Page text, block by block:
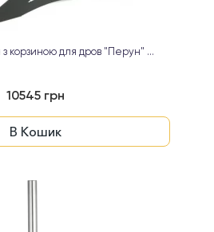
з корзиною для дров "Перун" ...
10545 грн
В Кошик